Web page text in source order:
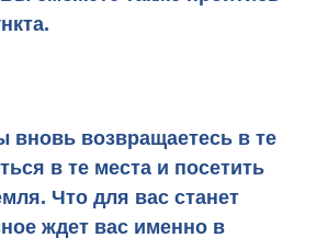
вновь возвращаетесь в те
в те места и посетить
Что для вас станет
ждет вас именно в